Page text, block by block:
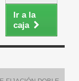
Ir a la
caja